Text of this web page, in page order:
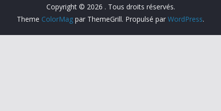
Copyright © 2026 . Tous droits réservés.
Theme ColorMag par ThemeGrill. Propulsé par WordPress.